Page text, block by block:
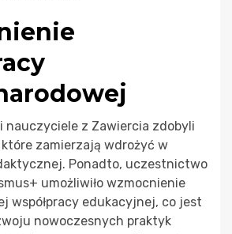
nauczyciele z Zawiercia zdobyli
zamierzają wdrożyć w
Ponadto, uczestnictwo
umożliwiło wzmocnienie
współpracy edukacyjnej, co jest
nowoczesnych praktyk